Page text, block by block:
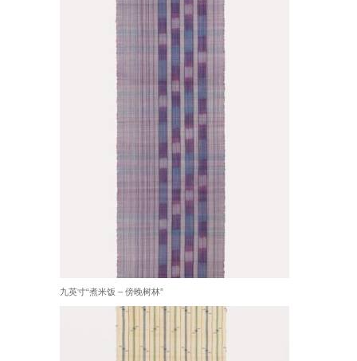
九英寸“煮米饭 – 傍晚树林”